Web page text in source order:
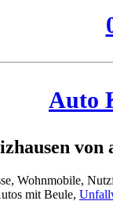
Auto
von
Wohnmobile,
mit Beule,